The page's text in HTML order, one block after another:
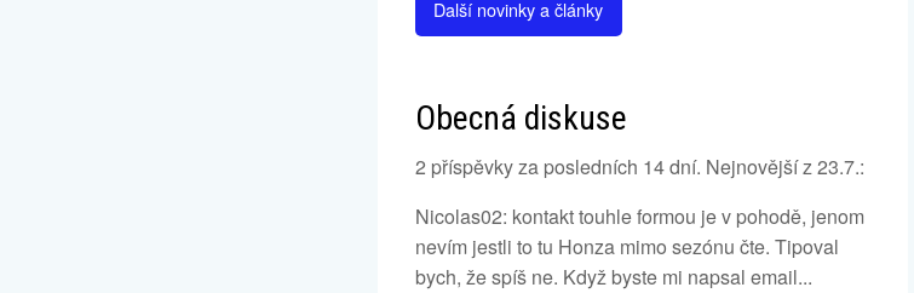
Další novinky a články
Obecná diskuse
2 příspěvky za posledních 14 dní. Nejnovější z 23.7.:
Nicolas02: kontakt touhle formou je v pohodě, jenom
nevím jestli to tu Honza mimo sezónu čte. Tipoval
bych, že spíš ne. Když byste mi napsal email...